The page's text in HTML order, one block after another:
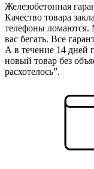
Железобетонная
Качество товара
телефоны ломаются.
вас бегать. Все
А в течение 14 дней
новый товар без
расхотелось”.